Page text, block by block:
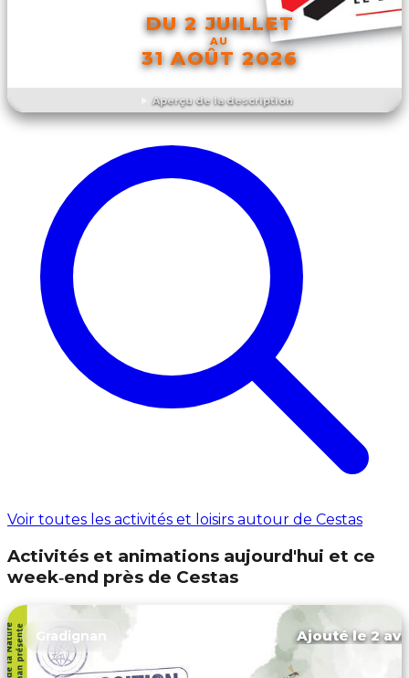
Aperçu de la description
DU 2 JUILLET
AU
31 AOÛT 2026
DÉCOUVRIR L'ÉVÉNEMENT
Voir toutes les activités et loisirs autour de Cestas
Activités et animations aujourd'hui et ce
week‑end près de Cestas
Gradignan Ajouté le 2